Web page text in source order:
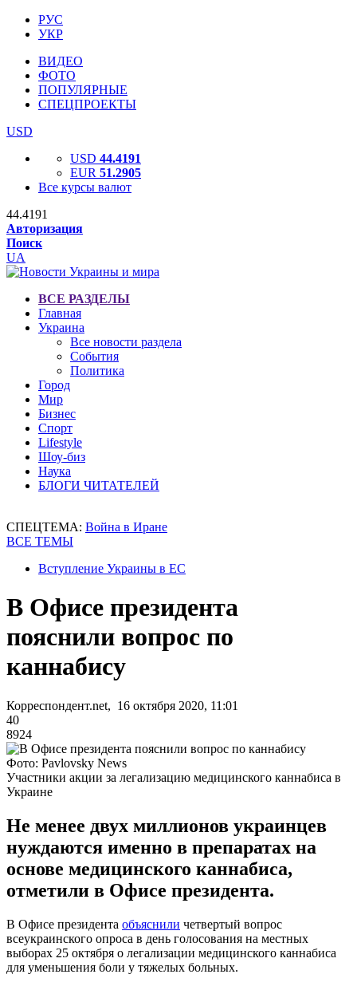
РУС
УКР
ВИДЕО
ФОТО
ПОПУЛЯРНЫЕ
СПЕЦПРОЕКТЫ
USD
USD 44.4191
EUR 51.2905
Все курсы валют
44.4191
Авторизация
Поиск
UA
ВСЕ РАЗДЕЛЫ
Главная
Украина
Все новости раздела
События
Политика
Город
Мир
Бизнес
Спорт
Lifestyle
Шоу-биз
Наука
БЛОГИ ЧИТАТЕЛЕЙ
СПЕЦТЕМА: Война в Иране
ВСЕ ТЕМЫ
Вступление Украины в ЕС
В Офисе президента
пояснили вопрос по
каннабису
Корреспондент.net, 16 октября 2020, 11:01
40
8924
Фото: Pavlovsky News
Участники акции за легализацию медицинского каннабиса в
Украине
Не менее двух миллионов украинцев
нуждаются именно в препаратах на
основе медицинского каннабиса,
отметили в Офисе президента.
В Офисе президента объяснили четвертый вопрос
всеукраинского опроса в день голосования на местных
выборах 25 октября о легализации медицинского каннабиса
для уменьшения боли у тяжелых больных.